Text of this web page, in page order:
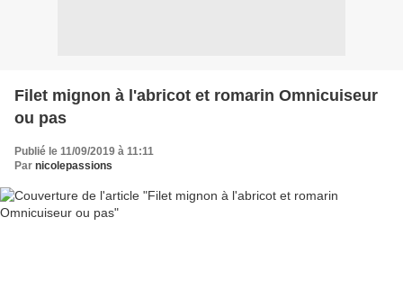
Filet mignon à l'abricot et romarin Omnicuiseur
ou pas
Publié le 11/09/2019 à 11:11
Par nicolepassions